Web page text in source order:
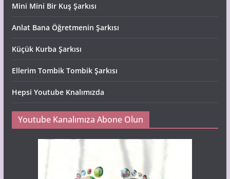
Mini Mini Bir Kuş Şarkısı
Anlat Bana Öğretmenin Şarkısı
Küçük Kurba Şarkısı
Ellerim Tombik Tombik Şarkısı
Hepsi Youtube Knalımızda
Youtube Kanalımıza Abone Olun